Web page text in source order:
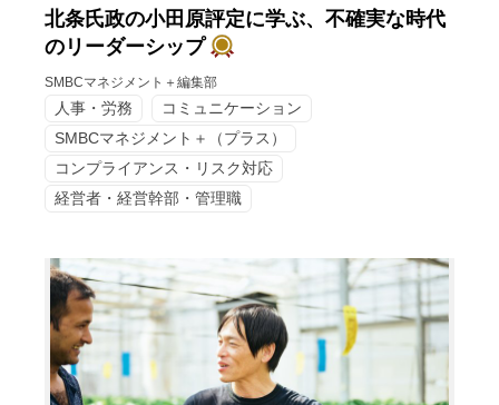
北条氏政の小田原評定に学ぶ、不確実な時代
のリーダーシップ
SMBCマネジメント＋編集部
人事・労務
コミュニケーション
SMBCマネジメント＋（プラス）
コンプライアンス・リスク対応
経営者・経営幹部・管理職